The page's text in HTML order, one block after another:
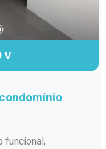
V
funcional,